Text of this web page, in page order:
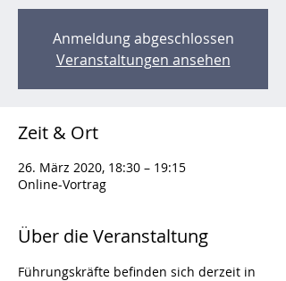
Anmeldung abgeschlossen
Veranstaltungen ansehen
Zeit & Ort
26. März 2020, 18:30 – 19:15
Online-Vortrag
Über die Veranstaltung
Führungskräfte befinden sich derzeit in